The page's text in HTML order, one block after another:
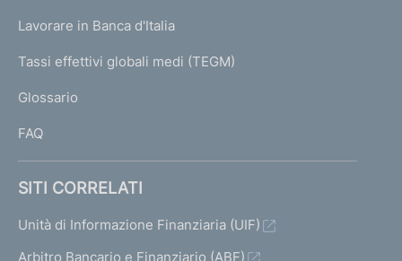
g
T
I
I
Lavorare in Banca d'Italia
Tassi effettivi globali medi (TEGM)
Glossario
FAQ
SITI CORRELATI
Unità di Informazione Finanziaria (UIF)
Arbitro Bancario e Finanziario (ABF)